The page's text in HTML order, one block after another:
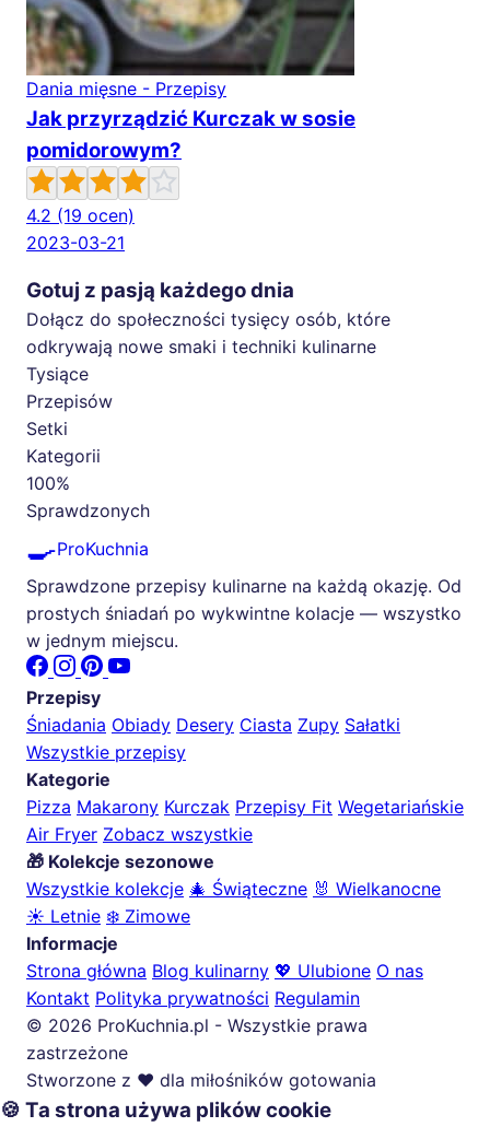
Dania mięsne - Przepisy
Jak przyrządzić Kurczak w sosie
pomidorowym?
4.2 (19 ocen)
2023-03-21
Gotuj z pasją każdego dnia
Dołącz do społeczności tysięcy osób, które
odkrywają nowe smaki i techniki kulinarne
Tysiące
Przepisów
Setki
Kategorii
100%
Sprawdzonych
🍳ProKuchnia
Sprawdzone przepisy kulinarne na każdą okazję. Od
prostych śniadań po wykwintne kolacje — wszystko
w jednym miejscu.
Przepisy
Śniadania Obiady Desery Ciasta Zupy Sałatki
Wszystkie przepisy
Kategorie
Pizza Makarony Kurczak Przepisy Fit Wegetariańskie
Air Fryer Zobacz wszystkie
🎁 Kolekcje sezonowe
Wszystkie kolekcje 🎄 Świąteczne 🐰 Wielkanocne
☀️ Letnie ❄️ Zimowe
Informacje
Strona główna Blog kulinarny 💖 Ulubione O nas
Kontakt Polityka prywatności Regulamin
© 2026 ProKuchnia.pl - Wszystkie prawa
zastrzeżone
Stworzone z ❤️ dla miłośników gotowania
🍪 Ta strona używa plików cookie